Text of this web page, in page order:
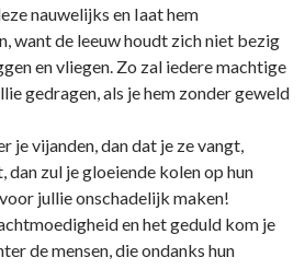
nauwelijks en Iaat hem
want de leeuw houdt zich niet bezig
en vliegen. Zo zal iedere machtige
gedragen, als je hem zonder geweld
je vijanden, dan dat je ze vangt,
dan zul je gloeiende kolen op hun
jullie onschadelijk maken!
en het geduld kom je
de mensen, die ondanks hun